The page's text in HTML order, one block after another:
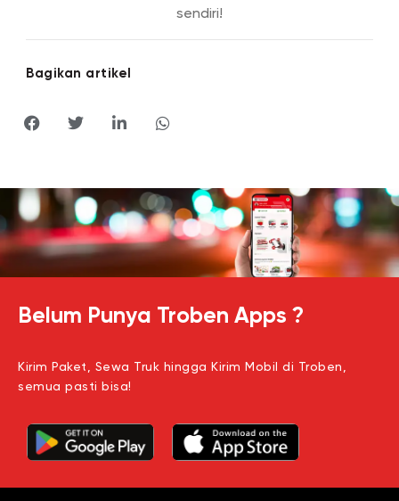
sendiri!
Bagikan artikel
Belum Punya Troben Apps ?
Kirim Paket, Sewa Truk hingga Kirim Mobil di Troben,
semua pasti bisa!